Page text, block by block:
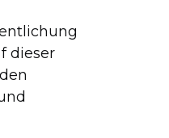
dieser